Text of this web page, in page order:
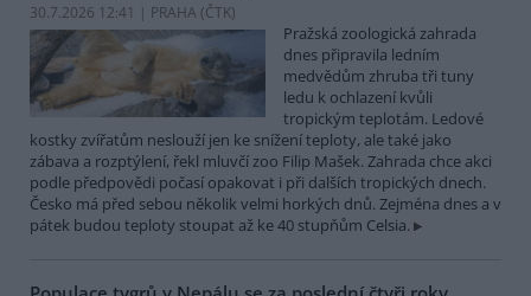
30.7.2026 12:41 | PRAHA (ČTK)
Pražská zoologická zahrada
dnes připravila ledním
medvědům zhruba tři tuny
ledu k ochlazení kvůli
tropickým teplotám. Ledové
kostky zvířatům neslouží jen ke snížení teploty, ale také jako
zábava a rozptýlení, řekl mluvčí zoo Filip Mašek. Zahrada chce akci
podle předpovědi počasí opakovat i při dalších tropických dnech.
Česko má před sebou několik velmi horkých dnů. Zejména dnes a v
pátek budou teploty stoupat až ke 40 stupňům Celsia.